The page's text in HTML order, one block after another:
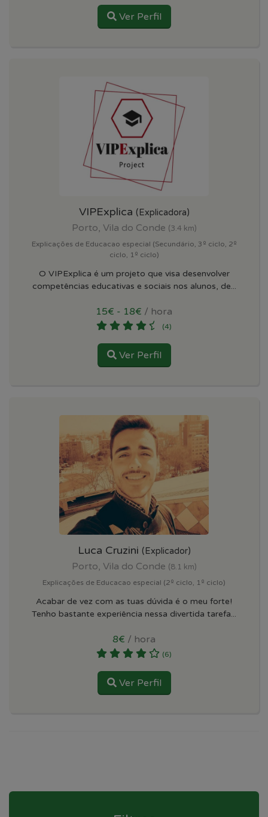
Ver Perfil
VIPExplica (Explicadora)
Porto, Vila do Conde (3.4 km)
Explicações de Educacao especial (Secundário, 3º ciclo, 2º
ciclo, 1º ciclo)
O VIPExplica é um projeto que visa desenvolver
competências educativas e sociais nos alunos, de...
15€ - 18€ / hora
(4)
Ver Perfil
Luca Cruzini (Explicador)
Porto, Vila do Conde (8.1 km)
Explicações de Educacao especial (2º ciclo, 1º ciclo)
Acabar de vez com as tuas dúvida é o meu forte!
Tenho bastante experiência nessa divertida tarefa...
8€ / hora
(6)
Ver Perfil